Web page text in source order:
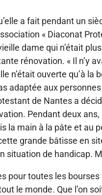
a fait pendant un
« Diaconat
dame qui n’était
rénovation. « Il n’y
n’était ouverte qu’à la
adaptée aux
de Nantes a
Pendant deux
la main à la pâte et au
grande bâtisse en
situation de handicap.
pour toutes les bourses
le monde. Que l’on